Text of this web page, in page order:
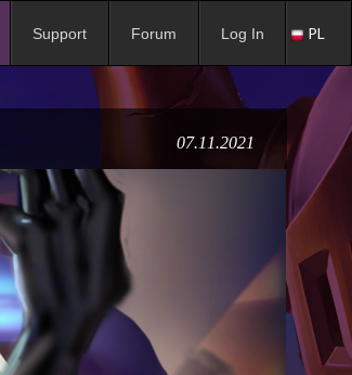
Support Forum Log In PL
07.11.2021